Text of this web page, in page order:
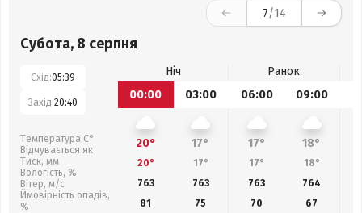
7/14
Субота, 8 серпня
Схід:05:39
Захід:20:40
Температура С°
Відчувається як
Тиск, мм
Вологість, %
Вітер, м/с
Ймовірність опадів,
%
Ніч
Ранок
00:00
03:00 06:00 09:00
20° 17° 17° 18°
20° 17° 17° 18°
763
763 763 764
81
75 70 67